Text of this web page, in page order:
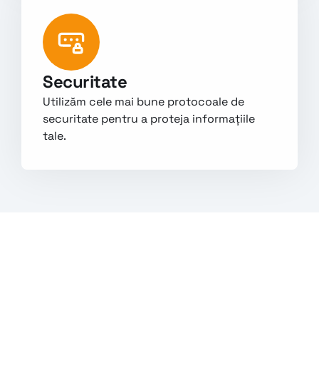
Securitate
Utilizăm cele mai bune protocoale de
securitate pentru a proteja informațiile
tale.